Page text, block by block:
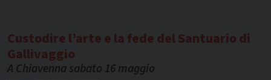
Custodire l’arte e la fede del Santuario di
Gallivaggio
A Chiavenna sabato 16 maggio